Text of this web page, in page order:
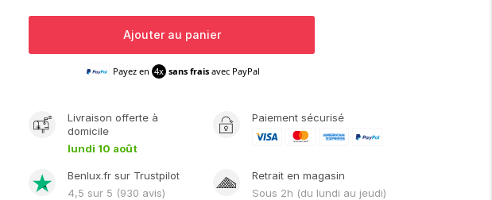
Ajouter au panier
Payez en 4x sans frais avec PayPal
Livraison offerte à
domicile
lundi 10 août
Paiement sécurisé
Benlux.fr sur Trustpilot
4,5 sur 5 (930 avis)
Retrait en magasin
Sous 2h (du lundi au jeudi)